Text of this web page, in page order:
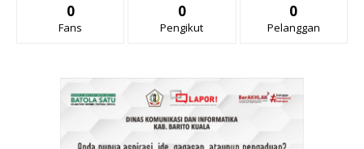
0
Fans
0
Pengikut
0
Pelanggan